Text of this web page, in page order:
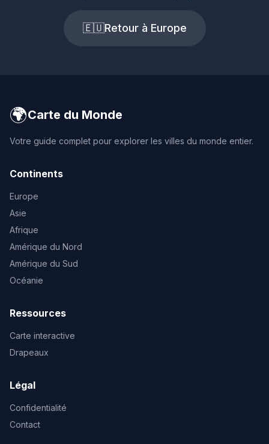
🇪🇺Retour à Europe
🌍Carte du Monde
Votre guide complet pour explorer les villes du monde entier.
Continents
Europe
Asie
Afrique
Amérique du Nord
Amérique du Sud
Océanie
Ressources
Carte interactive
Drapeaux
Légal
Confidentialité
Contact